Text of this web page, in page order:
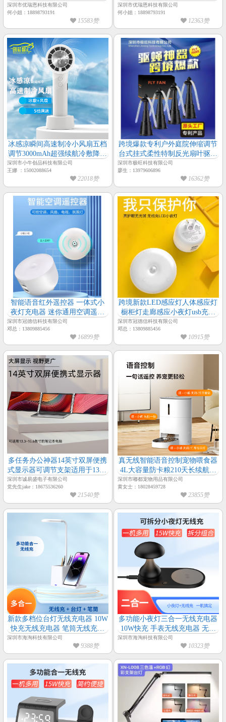
深圳市优瑞恩科技有限公司
何小姐：18898793191
15583赞
深圳市优瑞恩科技有限公司
何小姐：18898793191
12363赞
冰感凉瞬间高速制冷小风扇五档
调节3000mAh超强续航冷敷降温
风扇
深圳市小牛创品科技有限公司
王娜 ：15002088654
22018赞
跨境爆款专利户外庭院伸缩调节
台式挂式柔性特制反光扇叶驱蝇
风扇
深圳市极旺科技有限公司
廖生：13979606896
16362赞
智能语音红外遥控器 一体式小
夜灯充电器 迷你通用空调遥控
器
深圳市冠德信科技有限公司
邓总：13809885456
16899赞
跨境新款LED感应灯人体感应灯
橱柜灯走廊感应小夜灯usb充电
器
深圳市冠德信科技有限公司
邓总：13809885456
10915赞
多任务办公神器14英寸双屏便携
式显示器可调节支架适用于13.3-
15.6英寸笔记本电脑即插即用
深圳市诚易盛电子有限公司
党先生jake：18675536260
21540赞
真无线智能语音控制宠物喂食器
4L大容量防卡粮210天长续航喂
食器
深圳市嘟都宠物用品有限公司
黄女士：18028459728
23855赞
新款多档位台灯无线充电器 10W
快充无线充电器 笔筒无线充支
架
深圳市海淘科技有限公司
9388赞
多功能小夜灯三合一无线充电器
10W快充 手表无线充电器 无线
充蘑菇灯
深圳市海淘科技有限公司
10323赞